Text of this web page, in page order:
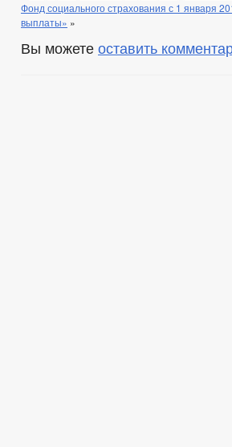
Фонд социального страхования с 1 января
выплаты» »
Вы можете оставить